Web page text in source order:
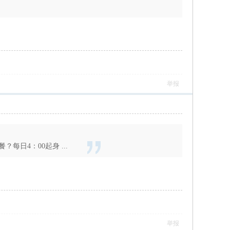
举报
？每日4：00起身 ...
举报